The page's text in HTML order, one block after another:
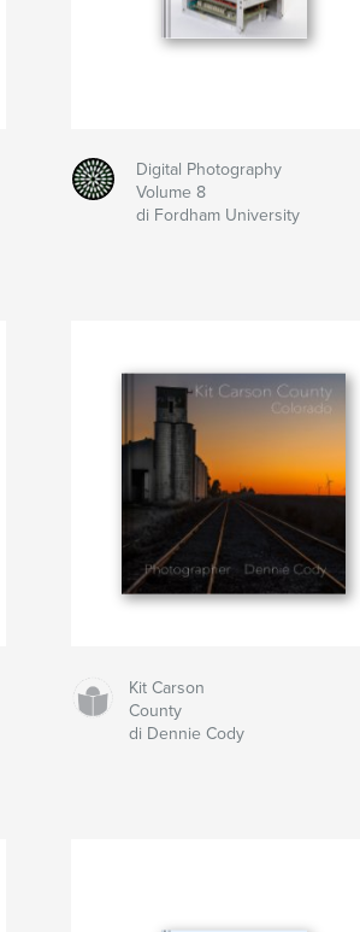
Digital Photography
Volume 8
di Fordham University
Kit Carson
County
di Dennie Cody